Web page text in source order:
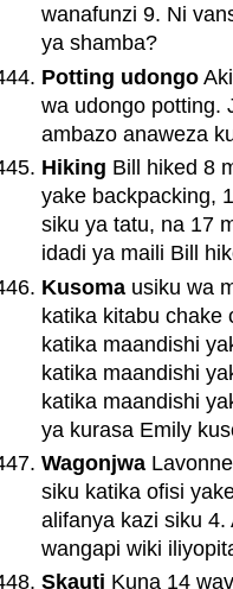
wanafunzi 9. Ni
ya shamba?
Potting udongo
wa udongo potting.
ambazo anaweza
Hiking Bill hiked 8
yake backpacking,
siku ya tatu, na 17
idadi ya maili Bill
Kusoma usiku wa
katika kitabu chake
katika maandishi
katika maandishi
katika maandishi
ya kurasa Emily
Wagonjwa
siku katika ofisi
alifanya kazi siku
wangapi wiki
Skauti Kuna 14